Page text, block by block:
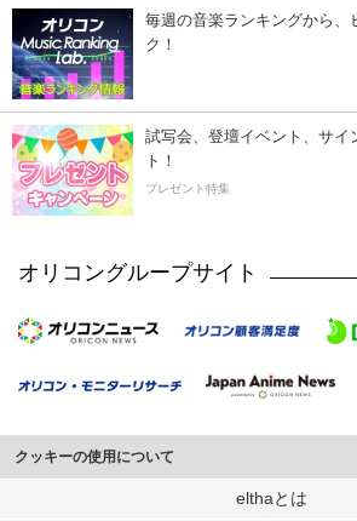
毎週の音楽ランキングから、
ク！
試写会、登壇イベント、サイ
ト！
プレゼント特集
オリコングループサイト
クッキーの使用について
このサイトでは Cookie を使用して、ユーザーに合
elthaとは